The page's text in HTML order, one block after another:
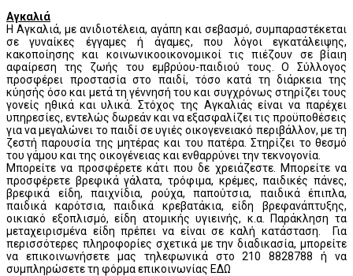
Αγκαλιά
Η Αγκαλιά, με ανιδιοτέλεια, αγάπη και σεβασμό, συμπαραστέκεται
σε γυναίκες έγγαμες ή άγαμες, που λόγοι εγκατάλειψης,
κακοποίησης και κοινωνικοοικονομικοί τις πιέζουν σε βίαιη
αφαίρεση της ζωής του εμβρύου-παιδιού τους. Ο Σύλλογος
προσφέρει προστασία στο παιδί, τόσο κατά τη διάρκεια της
κύησής όσο και μετά τη γέννησή του και συγχρόνως στηρίζει τους
γονείς ηθικά και υλικά. Στόχος της Αγκαλιάς είναι να παρέχει
υπηρεσίες, εντελώς δωρεάν και να εξασφαλίζει τις προϋποθέσεις
για να μεγαλώνει το παιδί σε υγιές οικογενειακό περιβάλλον, με τη
ζεστή παρουσία της μητέρας και του πατέρα. Στηρίζει το θεσμό
του γάμου και της οικογένειας και ενθαρρύνει την τεκνογονία.
Μπορείτε να προσφέρετε κάτι που δε χρειάζεστε. Μπορείτε να
προσφέρετε βρεφικά γάλατα, τρόφιμα, κρέμες, παιδικές πάνες,
βρεφικά είδη, παιχνίδια, ρούχα, παπούτσια, παιδικά έπιπλα,
παιδικά καρότσια, παιδικά κρεβατάκια, είδη βρεφανάπτυξης,
οικιακό εξοπλισμό, είδη ατομικής υγιεινής, κ.α. Παράκληση τα
μεταχειρισμένα είδη πρέπει να είναι σε καλή κατάσταση. Για
περισσότερες πληροφορίες σχετικά με την διαδικασία, μπορείτε
να επικοινωνήσετε μας τηλεφωνικά στο 210 8828788 ή να
συμπληρώσετε τη φόρμα επικοινωνίας ΕΔΩ